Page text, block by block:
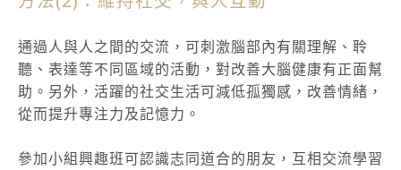
通過人與人之間的交流，可刺激腦部內有關理解、聆
聽、表達等不同區域的活動，對改善大腦健康有正面幫
助。另外，活躍的社交生活可減低孤獨感，改善情緒，
從而提升專注力及記憶力。
參加小組興趣班可認識志同道合的朋友，互相交流學習